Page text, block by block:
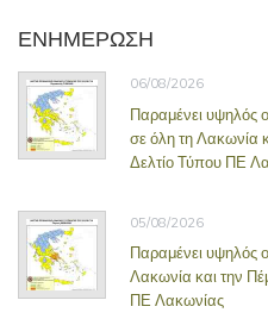
ΕΝΗΜΕΡΩΣΗ
06/08/2026
Παραμένει υψηλός
σε όλη τη
Δελτίο Τύπου ΠΕ
05/08/2026
Παραμένει υψηλός
Λακωνία και την
ΠΕ Λακωνίας